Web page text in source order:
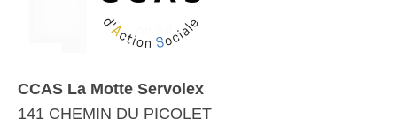
CCAS La Motte Servolex
141 CHEMIN DU PICOLET